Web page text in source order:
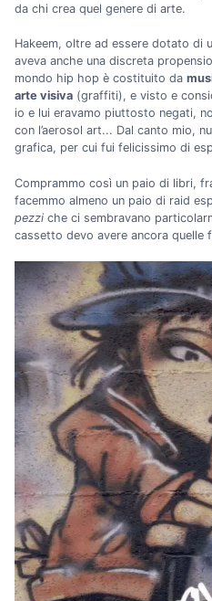
da chi crea quel genere di arte.
Hakeem, oltre ad essere dotato di
aveva anche una discreta
mondo hip hop è costituito da
arte visiva (graffiti), e visto e
io e lui eravamo piuttosto negati,
con l’aerosol art... Dal canto mio,
grafica, per cui fui felicissimo di
Comprammo così un paio di libri,
facemmo almeno un paio di raid
pezzi che ci sembravano
cassetto devo avere ancora quelle